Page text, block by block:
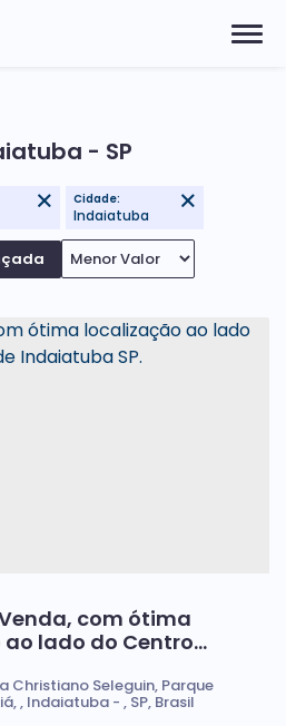
- SP
Cidade:
Indaiatuba
com ótima
lado do Centro
Christiano Seleguin, Parque
, Indaiatuba , SP, Brasil